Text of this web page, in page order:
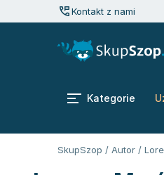
Kontakt z nami
Kategorie
SkupSzop / Autor /